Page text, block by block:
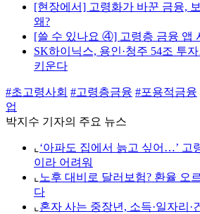
[현장에서] 고령화가 바꾼 금융,
왜?
[쓸 수 있나요 ④] 고령층 금융 앱
SK하이닉스, 용인·청주 54조 투
키운다
#초고령사회 #고령층금융 #포용적금융
업
박지수 기자의 주요 뉴스
⌞ ‘아파도 집에서 늙고 싶어…’ 고
이라 어려워
⌞ 노후 대비로 달러보험? 환율 오
다
⌞ 혼자 사는 중장년, 소득·일자리·